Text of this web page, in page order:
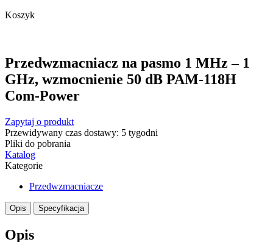
Koszyk
Przedwzmacniacz na pasmo 1 MHz – 1
GHz, wzmocnienie 50 dB PAM-118H
Com-Power
Zapytaj o produkt
Przewidywany czas dostawy: 5 tygodni
Pliki do pobrania
Katalog
Kategorie
Przedwzmacniacze
Opis Specyfikacja
Opis